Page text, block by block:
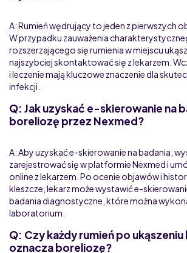
A: Rumień wędrujący to jeden z pierwszych
W przypadku zauważenia
rozszerzającego się rumienia w miejscu
najszybciej skontaktować się z lekarzem.
i leczenie mają kluczowe znaczenie dla
infekcji.
Q: Jak uzyskać e-skierowanie na
boreliozę przez Nexmed?
A: Aby uzyskać e-skierowanie na badania,
zarejestrować się w platformie Nexmed i
online z lekarzem. Po ocenie objawów i
kleszcze, lekarz może wystawić e-
badania diagnostyczne, które można
laboratorium.
Q: Czy każdy rumień po
oznacza boreliozę?